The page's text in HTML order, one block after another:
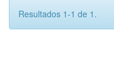
Resultados 1-1 de 1.